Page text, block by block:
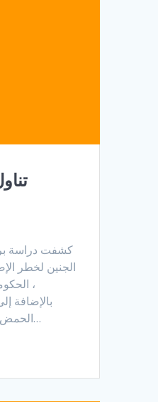
كشفت دراسة
الجنين لخطر
،
بالإضافة
الحمض النووي لدى خلايا الجنين، ما يجلعها أكثر عرضة للإصابة بالأورام…